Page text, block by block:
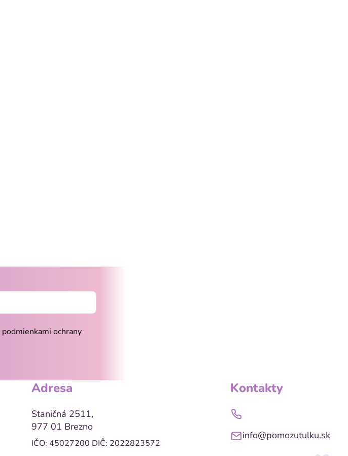
podmienkami ochrany
Adresa
Staničná 2511,
977 01 Brezno
IČO: 45027200 DIČ: 2022823572
Kontakty
info@pomozutulku.sk